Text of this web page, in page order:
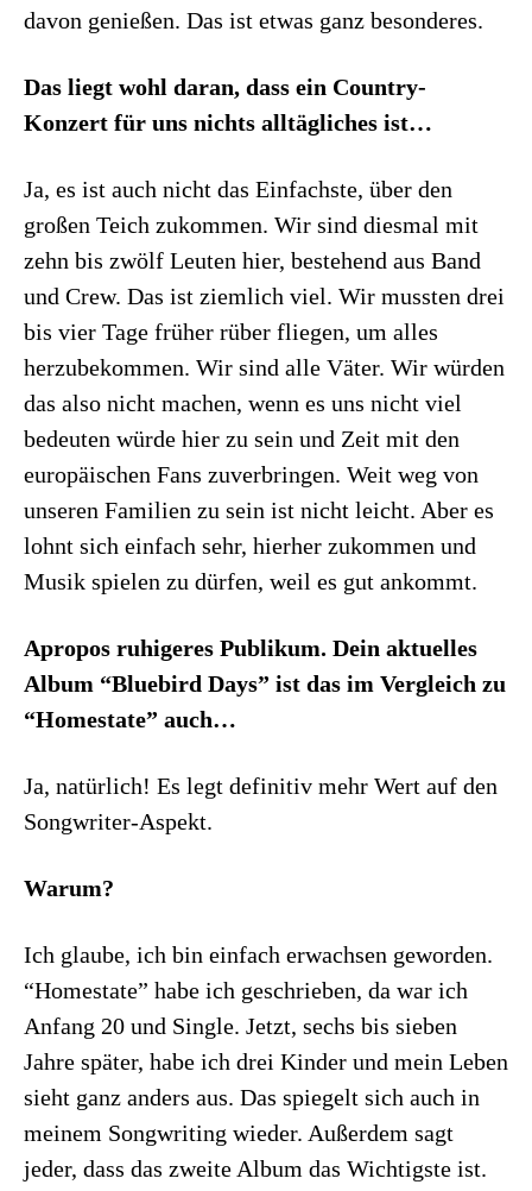
davon genießen. Das ist etwas ganz besonderes.
Das liegt wohl daran, dass ein Country-
Konzert für uns nichts alltägliches ist…
Ja, es ist auch nicht das Einfachste, über den
großen Teich zukommen. Wir sind diesmal mit
zehn bis zwölf Leuten hier, bestehend aus Band
und Crew. Das ist ziemlich viel. Wir mussten drei
bis vier Tage früher rüber fliegen, um alles
herzubekommen. Wir sind alle Väter. Wir würden
das also nicht machen, wenn es uns nicht viel
bedeuten würde hier zu sein und Zeit mit den
europäischen Fans zuverbringen. Weit weg von
unseren Familien zu sein ist nicht leicht. Aber es
lohnt sich einfach sehr, hierher zukommen und
Musik spielen zu dürfen, weil es gut ankommt.
Apropos ruhigeres Publikum. Dein aktuelles
Album “Bluebird Days” ist das im Vergleich zu
“Homestate” auch…
Ja, natürlich! Es legt definitiv mehr Wert auf den
Songwriter-Aspekt.
Warum?
Ich glaube, ich bin einfach erwachsen geworden.
“Homestate” habe ich geschrieben, da war ich
Anfang 20 und Single. Jetzt, sechs bis sieben
Jahre später, habe ich drei Kinder und mein Leben
sieht ganz anders aus. Das spiegelt sich auch in
meinem Songwriting wieder. Außerdem sagt
jeder, dass das zweite Album das Wichtigste ist.